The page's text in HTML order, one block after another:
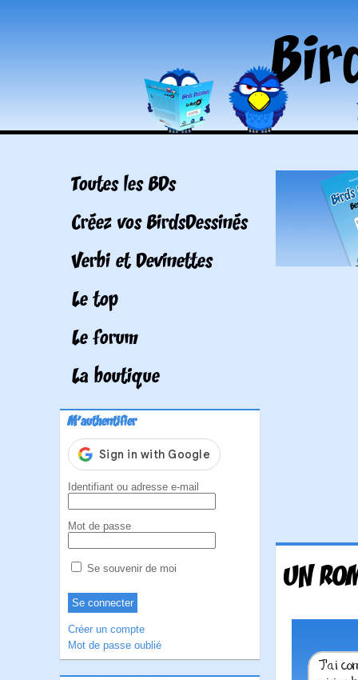
Toutes les BDs
Créez vos BirdsDessinés
Verbi et Devinettes
Le top
Le forum
La boutique
M'authentifier
Identifiant ou adresse e-mail
Mot de passe
Se souvenir de moi
Créer un compte
Mot de passe oublié
UN